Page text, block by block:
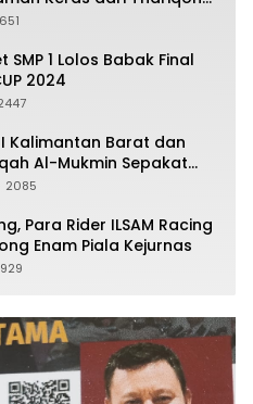
SMP 1 Lolos Babak Final
2024
Kalimantan Barat dan
Al-Mukmin Sepakat
2085
Para Rider ILSAM Racing
Enam Piala Kejurnas